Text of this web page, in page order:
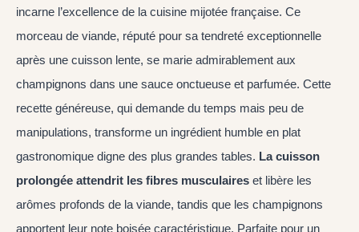
incarne l’excellence de la cuisine mijotée française. Ce
morceau de viande, réputé pour sa tendreté exceptionnelle
après une cuisson lente, se marie admirablement aux
champignons dans une sauce onctueuse et parfumée. Cette
recette généreuse, qui demande du temps mais peu de
manipulations, transforme un ingrédient humble en plat
gastronomique digne des plus grandes tables. La cuisson
prolongée attendrit les fibres musculaires et libère les
arômes profonds de la viande, tandis que les champignons
apportent leur note boisée caractéristique. Parfaite pour un